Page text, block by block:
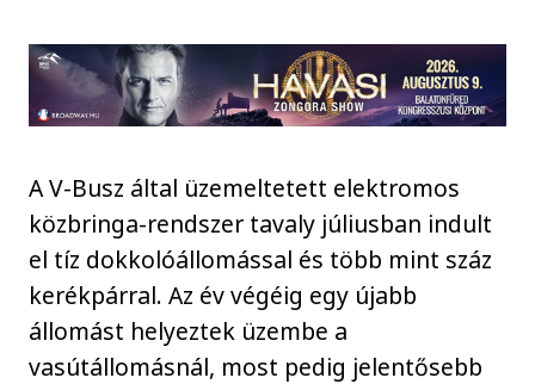
A V-Busz által üzemeltetett elektromos
közbringa-rendszer tavaly júliusban indult
el tíz dokkolóállomással és több mint száz
kerékpárral. Az év végéig egy újabb
állomást helyeztek üzembe a
vasútállomásnál, most pedig jelentősebb